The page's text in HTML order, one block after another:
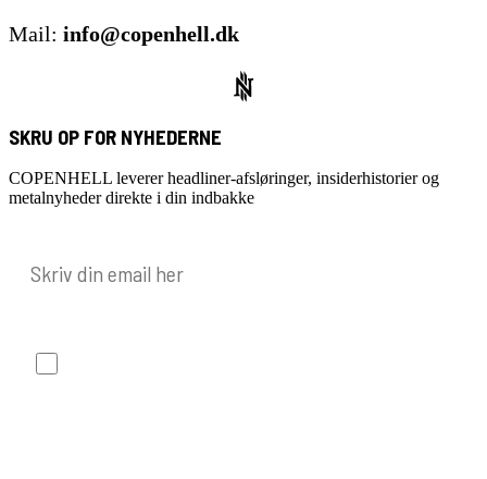
Mail: info@copenhell.dk
SKRU OP FOR NYHEDERNE
COPENHELL leverer headliner-afsløringer, insiderhistorier og
metalnyheder direkte i din indbakke